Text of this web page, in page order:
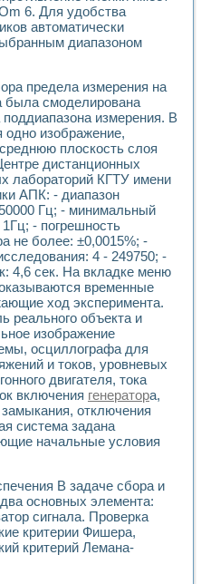
6. Для удобства
автоматически
диапазоном
предела измерения на
была смоделирована
измерения. В
одно изображение,
плоскость слоя
дистанционных
лабораторий КГТУ имени
АПК: - диапазон
Гц; - минимальный
1Гц; - погрешность
не более: ±0,0015%; -
4 - 249750; -
4,6 сек. На вкладке меню
временные
ход эксперимента.
реального объекта и
изображение
осциллографа для
и токов, уровневых
двигателя, тока
включения генератора,
замыкания, отключения
система задана
начальные условия
В задаче сбора и
основных элемента:
сигнала. Проверка
критерии Фишера,
критерий Лемана-